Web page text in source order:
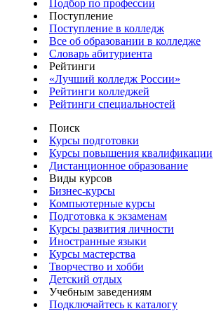
Подбор по профессии
Поступление
Поступление в колледж
Все об образовании в колледже
Словарь абитуриента
Рейтинги
«Лучший колледж России»
Рейтинги колледжей
Рейтинги специальностей
Поиск
Курсы подготовки
Курсы повышения квалификации
Дистанционное образование
Виды курсов
Бизнес-курсы
Компьютерные курсы
Подготовка к экзаменам
Курсы развития личности
Иностранные языки
Курсы мастерства
Творчество и хобби
Детский отдых
Учебным заведениям
Подключайтесь к каталогу